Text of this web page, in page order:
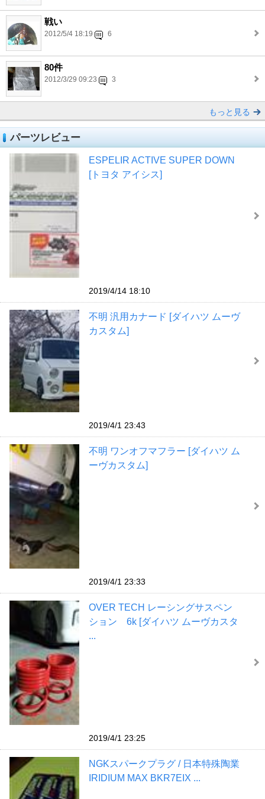
戦い
2012/5/4 18:19 6
80件
2012/3/29 09:23 3
もっと見る
パーツレビュー
ESPELIR ACTIVE SUPER DOWN
[トヨタ アイシス]
2019/4/14 18:10
不明 汎用カナード [ダイハツ ムーヴ
カスタム]
2019/4/1 23:43
不明 ワンオフマフラー [ダイハツ ム
ーヴカスタム]
2019/4/1 23:33
OVER TECH レーシングサスペン
ション 6k [ダイハツ ムーヴカスタ
...
2019/4/1 23:25
NGKスパークプラグ / 日本特殊陶業
IRIDIUM MAX BKR7EIX ...